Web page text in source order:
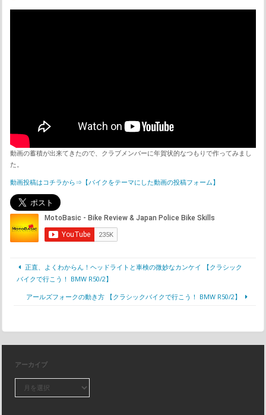
動画の蓄積が出来てきたので、クラブメンバーに年賀状的なつもりで作ってみまし
た。
動画投稿はコチラから⇒【バイクをテーマにした動画の投稿フォーム】
正直、よくわからん！ヘッドライトと車検の微妙なカンケイ 【クラシック
バイクで行こう！ BMW R50/2】
アールズフォークの動き方 【クラシックバイクで行こう！ BMW R50/2】
アーカイブ